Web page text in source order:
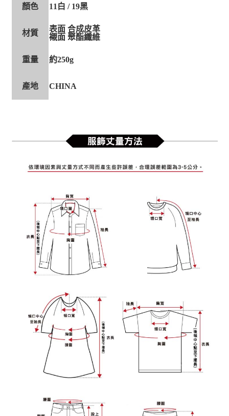
顏色 11白 / 19黑
材質
表面 合成皮革
襯面 聚酯纖維
重量 約250g
產地 CHINA